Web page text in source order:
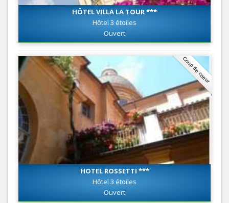
HÔTEL VILLA LA TOUR ***
Hôtel 3 étoiles
Ouvert
Coup de coeur
HOTEL ROSSETTI ***
Hôtel 3 étoiles
Ouvert